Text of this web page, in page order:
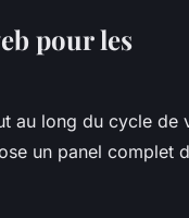
pour les
au long du cycle de
un panel complet